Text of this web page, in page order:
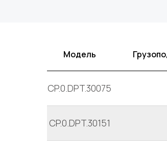
Модель
CP.0.DPT.30075
CP.0.DPT.30151